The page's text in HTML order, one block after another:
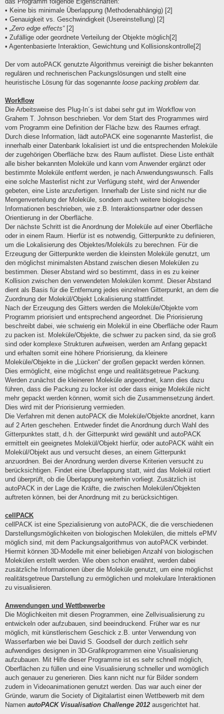
• Keine bis minimale Überlappung (Methodenabhängig) [2]
• Genauigkeit vs. Geschwindigkeit (Usereinstellung) [2]
• „Zero edge effects“ [2]
• Zufällige oder geordnete Verteilung der Objekte möglich[2]
• Agentenbasierte Interaktion, Gewichtung und Kollisionskontrolle[2]
Der vom autoPACK genutzte Algorithmus vereinigt die bisher bekannten
regulären und rechnerischen Packungslösungen und stellt eine
heuristische Lösung für das sogenannte loose packing problem dar.
Workflow
Die Arbeitsweise des Plug-In´s ist dabei sehr gut im Workflow von
Grahem T. Johnson beschrieben. Vor dem Start des Programmes wird
vom Programm eine Definition der Fläche bzw. des Raumes erfragt.
Durch diese Information, lädt autoPACK eine sogenannte Masterlist, die
innerhalb einer Datenbank lokalisiert ist und die entsprechenden Moleküle
der zugehörigen Oberfläche bzw. des Raum auflistet. Diese Liste enthält
alle bisher bekannten Moleküle und kann vom Anwender ergänzt oder
bestimmte Moleküle entfernt werden, je nach Anwendungswunsch. Falls
eine solche Masterlist nicht zur Verfügung steht, wird der Anwender
gebeten, eine Liste anzufertigen. Innerhalb der Liste sind nicht nur die
Mengenverteilung der Moleküle, sondern auch weitere biologische
Informationen beschrieben, wie z.B. Interaktionspartner oder dessen
Orientierung in der Oberfläche.
Der nächste Schritt ist die Anordnung der Moleküle auf einer Oberfläche
oder in einem Raum. Hierfür ist es notwendig, Gitterpunkte zu definieren,
um die Lokalisierung des Objektes/Moleküls zu berechnen. Für die
Erzeugung der Gitterpunkte werden die kleinsten Moleküle genutzt, um
den möglichst minimalsten Abstand zwischen diesen Molekülen zu
bestimmen. Dieser Abstand wird so bestimmt, dass in es zu keiner
Kollision zwischen den verwendeten Molekülen kommt. Dieser Abstand
dient als Basis für die Entfernung jedes einzelnen Gitterpunkt, an dem die
Zuordnung der Molekül/Objekt Lokalisierung stattfindet.
Nach der Erzeugung des Gitters werden die Moleküle/Objekte vom
Programm priorisiert und entsprechend angeordnet. Die Priorisierung
beschreibt dabei, wie schwierig ein Molekül in eine Oberfläche oder Raum
zu packen ist. Moleküle/Objekte, die schwer zu packen sind, da sie groß
sind oder komplexe Strukturen aufweisen, werden am Anfang gepackt
und erhalten somit eine höhere Priorisierung, da kleinere
Moleküle/Objekte in die „Lücken“ der großen gepackt werden können.
Dies ermöglicht, eine möglichst enge und realitätsgetreue Packung.
Werden zunächst die kleineren Moleküle angeordnet, kann dies dazu
führen, dass die Packung zu locker ist oder dass einige Moleküle nicht
mehr gepackt werden können, womit sich die Zusammensetzung ändert.
Dies wird mit der Priorisierung vermieden.
Die Verfahren mit denen autoPACK die Moleküle/Objekte anordnet, kann
auf 2 Arten geschehen. Entweder findet die Anordnung durch Wahl des
Gitterpunktes statt, d.h. der Gitterpunkt wird gewählt und autoPACK
ermittelt ein geeignetes Molekül/Objekt hierfür, oder autoPACK wählt ein
Molekül/Objekt aus und versucht dieses, an einem Gitterpunkt
anzuordnen. Bei der Anordnung werden diverse Kriterien versucht zu
berücksichtigen. Findet eine Überlappung statt, wird das Molekül rotiert
und überprüft, ob die Überlappung weiterhin vorliegt. Zusätzlich ist
autoPACK in der Lage die Kräfte, die zwischen Molekülen/Objekten
auftreten können, bei der Anordnung mit zu berücksichtigen.
cellPACK
cellPACK ist eine Spezialisierung von autoPACK, die die verschiedenen
Darstellungsmöglichkeiten von biologischen Molekülen, die mittels ePMV
möglich sind, mit dem Packungsalgorithmus von autoPACK verbindet.
Hiermit können 3D-Modelle mit einer beliebigen Anzahl von biologischen
Molekülen erstellt werden. Wie oben schon erwähnt, werden dabei
zusätzliche Informationen über die Moleküle genutzt, um eine möglichst
realitätsgetreue Darstellung zu ermöglichen und molekulare Interaktionen
zu visualisieren.
Anwendungen und Wettbewerbe
Die Möglichkeiten mit diesen Programmen, eine Zellvisualisierung zu
entwickeln oder aufzubauen, sind beeindruckend. Früher war es nur
möglich, mit künstlerischem Geschick z.B. unter Verwendung von
Wasserfarben wie bei David S. Goodsell der durch zeitlich sehr
aufwendiges designen in 3D-Grafikprogrammen eine Visualisierung
aufzubauen. Mit Hilfe dieser Programme ist es sehr schnell möglich,
Oberflächen zu füllen und eine Visualisierung schneller und womöglich
auch genauer zu generieren. Dies kann nicht nur für Bilder sondern
zudem in Videoanimationen genutzt werden. Das war auch einer der
Gründe, warum die Society of Digitalartist einen Wettbewerb mit dem
Namen autoPACK Visualisation Challenge 2012 ausgerichtet hat.